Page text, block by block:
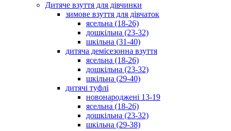
Дитяче взуття для дівчинки
зимове взуття для дівчаток
ясельна (18-26)
дошкільна (23-32)
шкільна (31-40)
дитяча демісезонна взуття
ясельна (18-26)
дошкільна (23-32)
шкільна (29-40)
дитячі туфлі
новонароджені 13-19
ясельна (18-26)
дошкільна (23-32)
шкільна (29-38)